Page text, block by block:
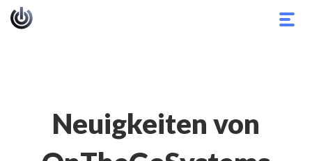
Neuigkeiten von